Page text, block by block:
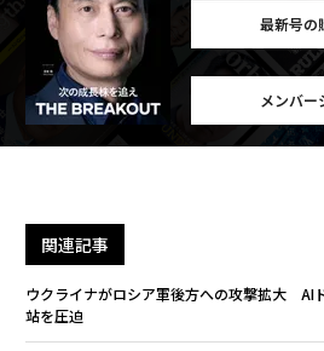
最新号の
メンバー
関連記事
ウクライナがロシア軍後方への攻撃拡大 AI
站を圧迫